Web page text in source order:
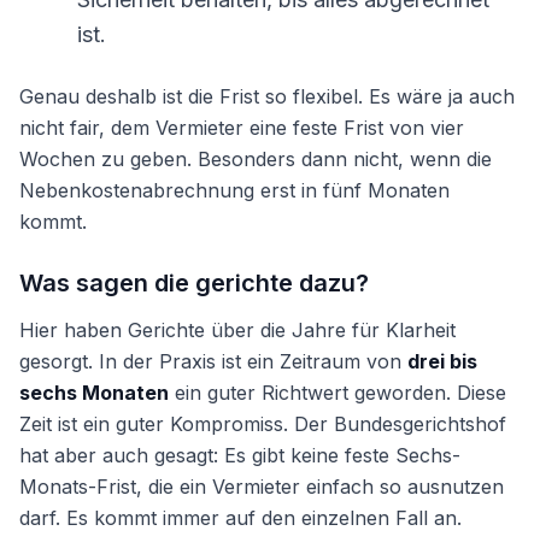
ist.
Genau deshalb ist die Frist so flexibel. Es wäre ja auch
nicht fair, dem Vermieter eine feste Frist von vier
Wochen zu geben. Besonders dann nicht, wenn die
Nebenkostenabrechnung erst in fünf Monaten
kommt.
Was sagen die gerichte dazu?
Hier haben Gerichte über die Jahre für Klarheit
gesorgt. In der Praxis ist ein Zeitraum von drei bis
sechs Monaten ein guter Richtwert geworden. Diese
Zeit ist ein guter Kompromiss. Der Bundesgerichtshof
hat aber auch gesagt: Es gibt keine feste Sechs-
Monats-Frist, die ein Vermieter einfach so ausnutzen
darf. Es kommt immer auf den einzelnen Fall an.